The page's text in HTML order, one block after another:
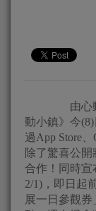
由心動
動小鎮》今
過App Store
除了驚喜公
合作！同時宣
2/1)，即日起
展一日參觀